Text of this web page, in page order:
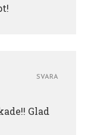
Glad
SVARA